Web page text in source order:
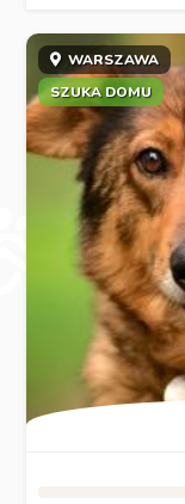
WARSZAWA
SZUKA DOMU